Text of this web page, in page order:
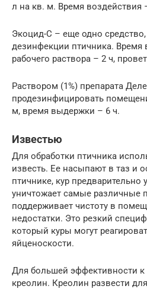
л на кв. м. Время воздействия
Экоцид-С – еще одно
дезинфекции птичника. Время
рабочего раствора – 2 ч,
Раствором (1%) препарата
продезинфицировать
м, время выдержки – 6 ч.
Известью
Для обработки птичника
известь. Ее насыпают в таз и
птичнике, кур предварительно
уничтожает самые различные
поддерживает чистоту в
недостатки. Это резкий
который куры могут
яйценоскости.
Для большей эффективности к
креолин. Креолин развести